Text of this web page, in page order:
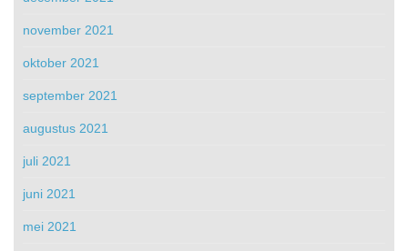
november 2021
oktober 2021
september 2021
augustus 2021
juli 2021
juni 2021
mei 2021